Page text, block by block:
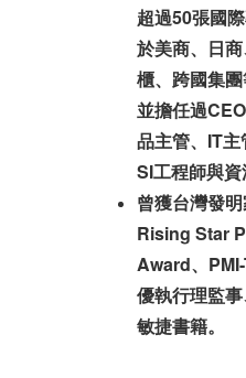
超過50張國際
於美商、日
櫃、跨國集團
並擔任過
品主管、IT
SI工程師與資
曾獲台灣發
Rising Star
Award、
優執行理監
敏捷書籍。